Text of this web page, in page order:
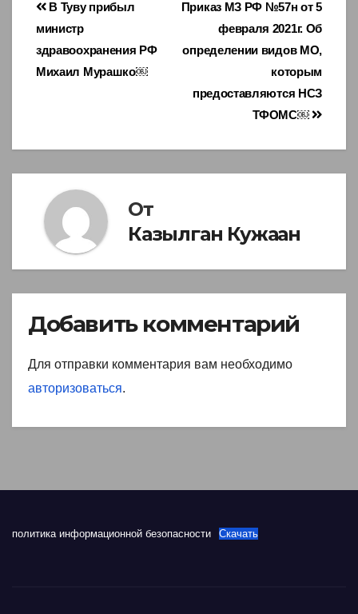
Навигация
по
записям
Приказ МЗ РФ №57н от 5
февраля 2021г. Об
определении видов МО,
которым
предоставляются НСЗ
ТФОМС￼
В Туву прибыл
министр
здравоохранения РФ
Михаил Мурашко￼
От
Казылган Кужаан
Добавить комментарий
Для отправки комментария вам необходимо
авторизоваться.
политика информационной безопасности Скачать